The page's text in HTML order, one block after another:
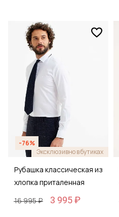
-76%
Эксклюзивно в бутиках
Рубашка классическая из
хлопка приталенная
16 995 ₽
3 995 ₽